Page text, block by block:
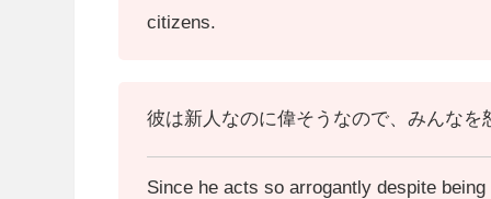
citizens.
彼は新人なのに偉そうなので、みんなを
Since he acts so arrogantly despite